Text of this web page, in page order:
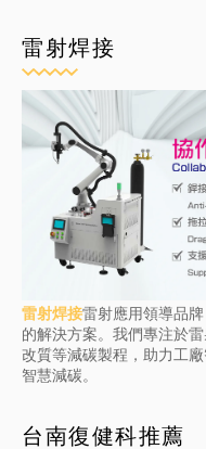
雷射焊接
雷射焊接雷射應用領導品
的解決方案。我們專注於
改質等減碳製程，助力工
智慧減碳。
台南復健科推薦